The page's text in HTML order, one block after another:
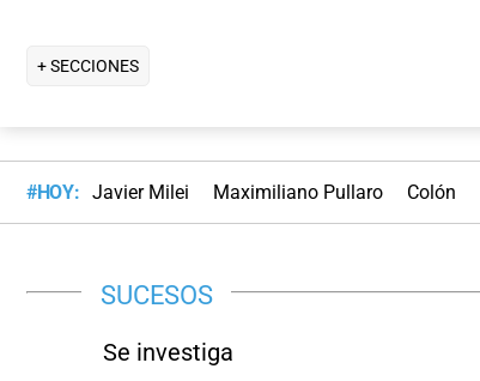
+ SECCIONES
#HOY: Javier Milei Maximiliano Pullaro Colón
SUCESOS
Se investiga